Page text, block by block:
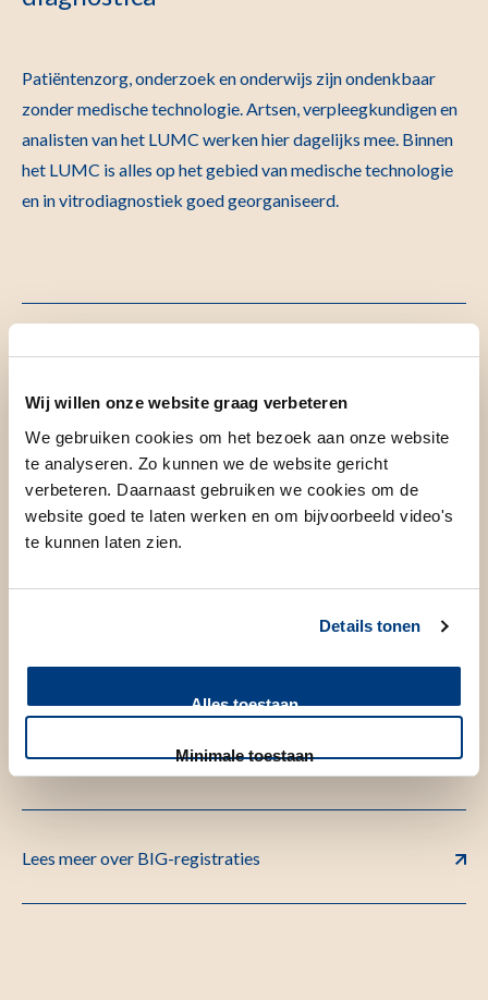
Wij willen onze website graag verbeteren
We gebruiken cookies om het bezoek aan onze website
te analyseren. Zo kunnen we de website gericht
verbeteren. Daarnaast gebruiken we cookies om de
website goed te laten werken en om bijvoorbeeld video's
te kunnen laten zien.
Details tonen
Alles toestaan
Minimale toestaan
Patiëntenzorg, onderzoek en onderwijs zijn ondenkbaar
zonder medische technologie. Artsen, verpleegkundigen en
analisten van het LUMC werken hier dagelijks mee. Binnen
het LUMC is alles op het gebied van medische technologie
en in vitrodiagnostiek goed georganiseerd.
BIG-registratie
de juiste diploma’s en werkervaring heeft.
Lees meer over BIG-registraties